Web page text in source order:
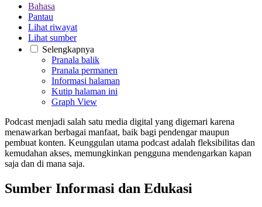
Bahasa
Pantau
Lihat riwayat
Lihat sumber
Selengkapnya
Pranala balik
Pranala permanen
Informasi halaman
Kutip halaman ini
Graph View
Podcast menjadi salah satu media digital yang digemari karena
menawarkan berbagai manfaat, baik bagi pendengar maupun
pembuat konten. Keunggulan utama podcast adalah fleksibilitas dan
kemudahan akses, memungkinkan pengguna mendengarkan kapan
saja dan di mana saja.
Sumber Informasi dan Edukasi